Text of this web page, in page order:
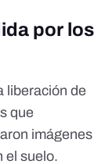
por los
liberación de
que
imágenes
el suelo.